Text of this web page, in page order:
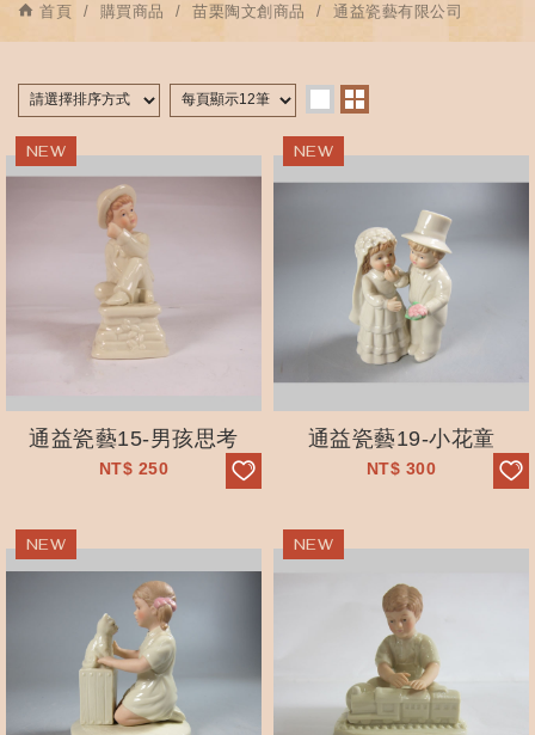
首頁 購買商品 苗栗陶文創商品 通益瓷藝有限公司
通益瓷藝15-男孩思考
NT$ 250
通益瓷藝19-小花童
NT$ 300